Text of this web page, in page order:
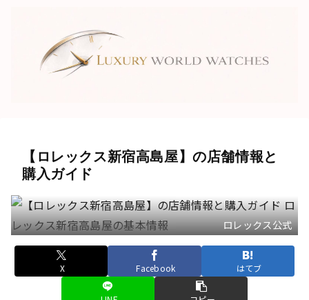
【ロレックス新宿高島屋】の店舗情報と
購入ガイド
ロレックス公式
X Facebook はてブ